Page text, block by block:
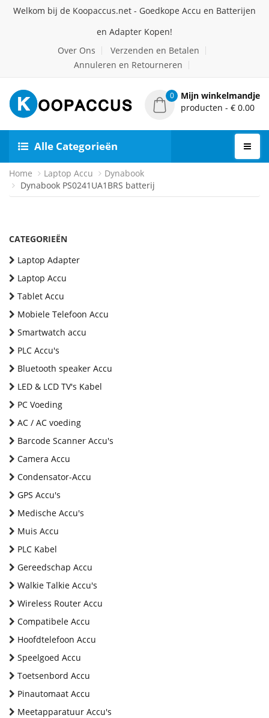
Welkom bij de Koopaccus.net - Goedkope Accu en Batterijen
en Adapter Kopen!
Over Ons
Verzenden en Betalen
Annuleren en Retourneren
0
Mijn winkelmandje
producten - € 0.00
Alle Categorieën
Home Laptop Accu
Dynabook
Dynabook PS0241UA1BRS batterij
CATEGORIEËN
Laptop Adapter
Laptop Accu
Tablet Accu
Mobiele Telefoon Accu
Smartwatch accu
PLC Accu's
Bluetooth speaker Accu
LED & LCD TV's Kabel
PC Voeding
AC / AC voeding
Barcode Scanner Accu's
Camera Accu
Condensator-Accu
GPS Accu's
Medische Accu's
Muis Accu
PLC Kabel
Gereedschap Accu
Walkie Talkie Accu's
Wireless Router Accu
Compatibele Accu
Hoofdtelefoon Accu
Speelgoed Accu
Toetsenbord Accu
Pinautomaat Accu
Meetapparatuur Accu's